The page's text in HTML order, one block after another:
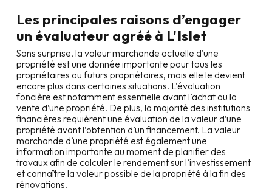
Les principales raisons d’engager
un évaluateur agréé à L'Islet
Sans surprise, la valeur marchande actuelle d’une
propriété est une donnée importante pour tous les
propriétaires ou futurs propriétaires, mais elle le devient
encore plus dans certaines situations. L’évaluation
foncière est notamment essentielle avant l’achat ou la
vente d’une propriété. De plus, la majorité des institutions
financières requièrent une évaluation de la valeur d’une
propriété avant l’obtention d’un financement. La valeur
marchande d’une propriété est également une
information importante au moment de planifier des
travaux afin de calculer le rendement sur l’investissement
et connaître la valeur possible de la propriété à la fin des
rénovations.